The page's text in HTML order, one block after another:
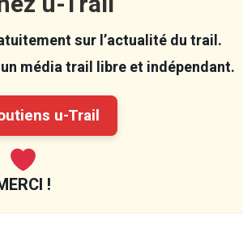
sur l’actualité du trail.
média trail libre et indépendant.
u-Trail
!